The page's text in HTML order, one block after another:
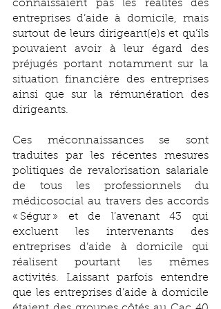
connaissaient pas les réalités des
entreprises d’aide à domicile, mais
surtout de leurs dirigeant(e)s et qu’ils
pouvaient avoir à leur égard des
préjugés portant notamment sur la
situation financière des entreprises
ainsi que sur la rémunération des
dirigeants.
Ces méconnaissances se sont
traduites par les récentes mesures
politiques de revalorisation salariale
de tous les professionnels du
médicosocial au travers des accords
« Ségur » et de l’avenant 43 qui
excluent les intervenants des
entreprises d’aide à domicile qui
réalisent pourtant les mêmes
activités. Laissant parfois entendre
que les entreprises d’aide à domicile